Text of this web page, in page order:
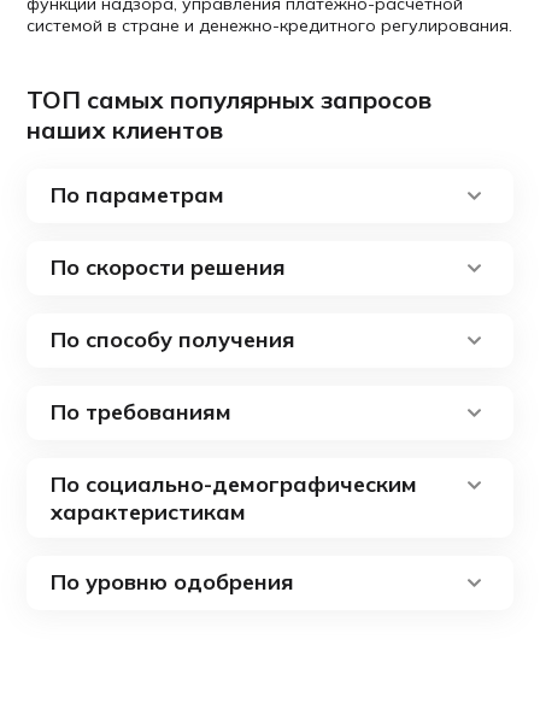
системой в стране и денежно-кредитного регулирования.
ТОП самых популярных запросов
наших клиентов
По параметрам
По скорости решения
По способу получения
По требованиям
По социально-демографическим
характеристикам
По уровню одобрения